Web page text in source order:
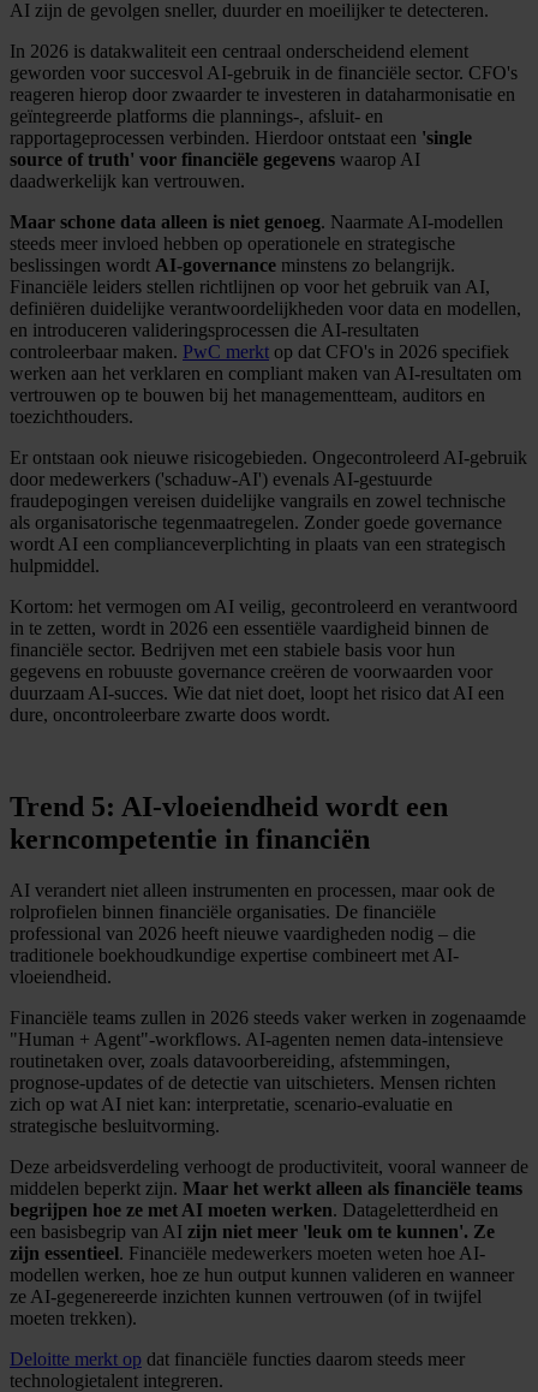
AI zijn de gevolgen sneller, duurder en moeilijker te detecteren.
In 2026 is datakwaliteit een centraal onderscheidend element
geworden voor succesvol AI-gebruik in de financiële sector. CFO's
reageren hierop door zwaarder te investeren in dataharmonisatie en
geïntegreerde platforms die plannings-, afsluit- en
rapportageprocessen verbinden. Hierdoor ontstaat een 'single
source of truth' voor financiële gegevens waarop AI
daadwerkelijk kan vertrouwen.
Maar schone data alleen is niet genoeg. Naarmate AI-modellen
steeds meer invloed hebben op operationele en strategische
beslissingen wordt AI-governance minstens zo belangrijk.
Financiële leiders stellen richtlijnen op voor het gebruik van AI,
definiëren duidelijke verantwoordelijkheden voor data en modellen,
en introduceren valideringsprocessen die AI-resultaten
controleerbaar maken. PwC merkt op dat CFO's in 2026 specifiek
werken aan het verklaren en compliant maken van AI-resultaten om
vertrouwen op te bouwen bij het managementteam, auditors en
toezichthouders.
Er ontstaan ook nieuwe risicogebieden. Ongecontroleerd AI-gebruik
door medewerkers ('schaduw-AI') evenals AI-gestuurde
fraudepogingen vereisen duidelijke vangrails en zowel technische
als organisatorische tegenmaatregelen. Zonder goede governance
wordt AI een complianceverplichting in plaats van een strategisch
hulpmiddel.
Kortom: het vermogen om AI veilig, gecontroleerd en verantwoord
in te zetten, wordt in 2026 een essentiële vaardigheid binnen de
financiële sector. Bedrijven met een stabiele basis voor hun
gegevens en robuuste governance creëren de voorwaarden voor
duurzaam AI-succes. Wie dat niet doet, loopt het risico dat AI een
dure, oncontroleerbare zwarte doos wordt.
Trend 5: AI-vloeiendheid wordt een
kerncompetentie in financiën
AI verandert niet alleen instrumenten en processen, maar ook de
rolprofielen binnen financiële organisaties. De financiële
professional van 2026 heeft nieuwe vaardigheden nodig – die
traditionele boekhoudkundige expertise combineert met AI-
vloeiendheid.
Financiële teams zullen in 2026 steeds vaker werken in zogenaamde
"Human + Agent"-workflows. AI-agenten nemen data-intensieve
routinetaken over, zoals datavoorbereiding, afstemmingen,
prognose-updates of de detectie van uitschieters. Mensen richten
zich op wat AI niet kan: interpretatie, scenario-evaluatie en
strategische besluitvorming.
Deze arbeidsverdeling verhoogt de productiviteit, vooral wanneer de
middelen beperkt zijn. Maar het werkt alleen als financiële teams
begrijpen hoe ze met AI moeten werken. Datageletterdheid en
een basisbegrip van AI zijn niet meer 'leuk om te kunnen'. Ze
zijn essentieel. Financiële medewerkers moeten weten hoe AI-
modellen werken, hoe ze hun output kunnen valideren en wanneer
ze AI-gegenereerde inzichten kunnen vertrouwen (of in twijfel
moeten trekken).
Deloitte merkt op dat financiële functies daarom steeds meer
technologietalent integreren.